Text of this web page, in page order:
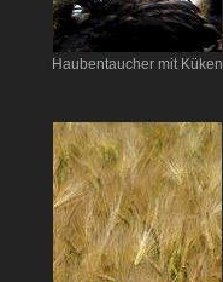
Haubentaucher mit Küken